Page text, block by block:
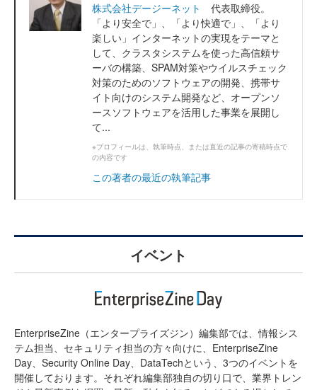
株式会社デージーネット
代表取締役。
「より安全で」、「より快適で」、「より
楽しい」インターネットの実現をテーマと
して、クラスタシステムを使った高信頼サ
ーバの構築、SPAM対策やウイルスチェック
対策のためのソフトウェアの開発、携帯サ
イト向けのシステム開発など、オープンソ
ースソフトウェアを活用した事業を展開し
て...
※プロフィールは、執筆時点、または直近の記事の寄稿時点で
の内容です
この著者の最近の執筆記事
イベント
EnterpriseZine（エンタープライズジン）編集部では、情報シス
テム担当、セキュリティ担当の方々向けに、EnterpriseZine
Day、Security Online Day、DataTechという、3つのイベントを
開催しております。それぞれ編集部独自の切り口で、業界トレン